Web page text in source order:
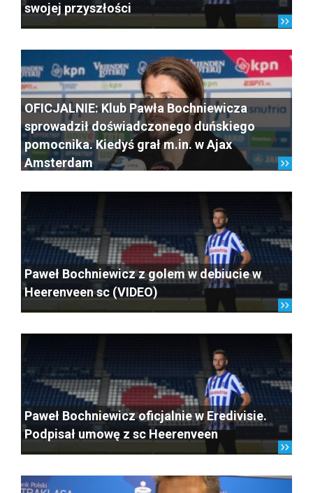
swojej przyszłości
OFICJALNIE: Klub Pawła Bochniewicza
sprowadził doświadczonego duńskiego
pomocnika. Kiedyś grał m.in. w Ajax
Amsterdam
Paweł Bochniewicz z golem w debiucie w
Heerenveen sc (VIDEO)
Paweł Bochniewicz oficjalnie w Eredivisie.
Podpisał umowę z sc Heerenveen